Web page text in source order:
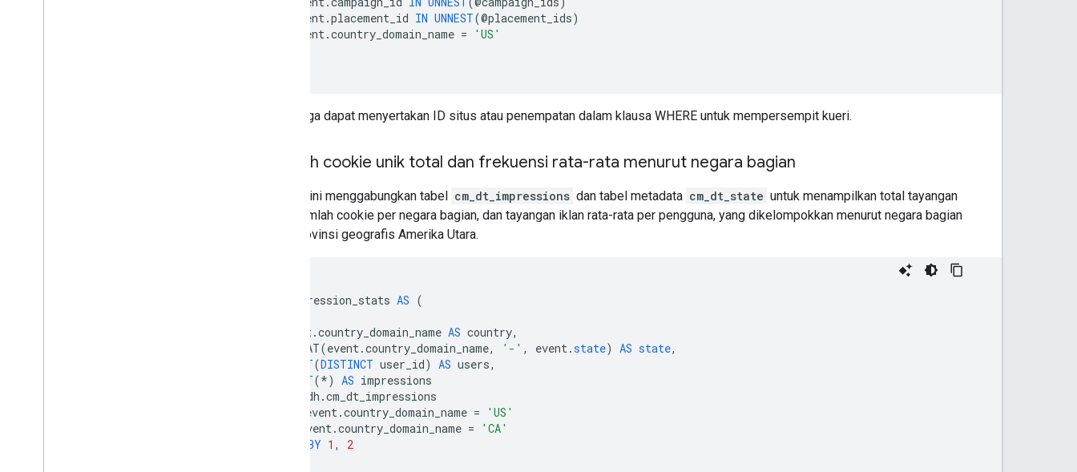
event.placement_id IN UNNEST(@placement_ids)
event.country_domain_name =
'US'
Anda juga dapat menyertakan ID situs atau penempatan dalam klausa WHERE untuk mempersempit kueri.
Jumlah cookie unik total dan frekuensi rata-rata menurut negara bagian
Contoh ini menggabungkan tabel cm_dt_impressions dan tabel metadata cm_dt_state untuk menampilkan total tayangan
iklan, jumlah cookie per negara bagian, dan tayangan iklan rata-rata per pengguna, yang dikelompokkan menurut negara bagian
atau provinsi geografis Amerika Utara.
impression_stats AS (
event.country_domain_name AS country,
CONCAT(event.country_domain_name, '-' , event.state) AS state,
COUNT(DISTINCT user_id) AS users,
COUNT(*) AS impressions
adh .cm_dt_impressions
event.country_domain_name =
'US'
event.country_domain_name =
'CA'
BY 1 ,
2